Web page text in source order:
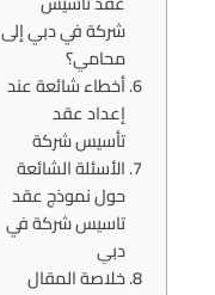
شركة في دبي إلى
محامي؟
أخطاء شائعة عند
إعداد عقد
تأسيس شركة
الأسئلة الشائعة
حول نموذج عقد
تاسيس شركة في
دبي
خلاصة المقال